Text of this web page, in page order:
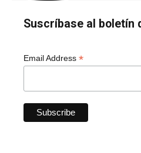
Suscríbase al boletín
Email Address *